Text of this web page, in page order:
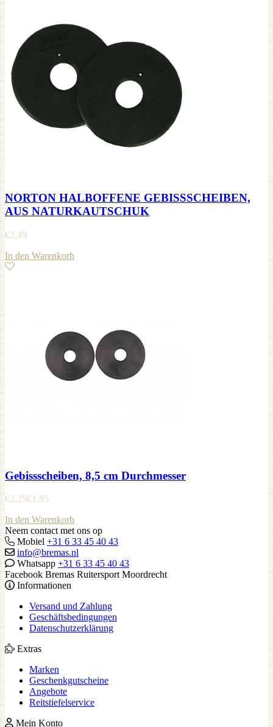
NORTON HALBOFFENE GEBISSSCHEIBEN,
AUS NATURKAUTSCHUK
€2,49
In den Warenkorb
Gebissscheiben, 8,5 cm Durchmesser
€2,25€1,95
In den Warenkorb
Neem contact met ons op
Mobiel +31 6 33 45 40 43
info@bremas.nl
Whatsapp +31 6 33 45 40 43
Facebook Bremas Ruitersport Moordrecht
Informationen
Versand und Zahlung
Geschäftsbedingungen
Datenschutzerklärung
Extras
Marken
Geschenkgutscheine
Angebote
Reitstiefelservice
Mein Konto